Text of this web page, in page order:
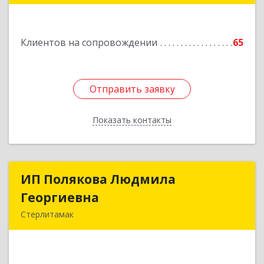
Клиентов на сопровождении 65
Отправить заявку
Показать контакты
Отправить заявку
Назад
ИП Полякова Людмила
Георгиевна
Стерлитамак
ИП Полякова Людмила